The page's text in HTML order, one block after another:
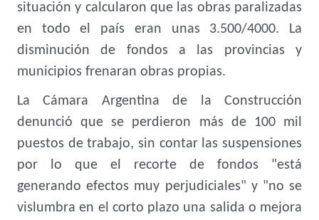
situación y calcularon que las obras paralizadas
en todo el país eran unas 3.500/4000. La
disminución de fondos a las provincias y
municipios frenaran obras propias.
La Cámara Argentina de la Construcción
denunció que se perdieron más de 100 mil
puestos de trabajo, sin contar las suspensiones
por lo que el recorte de fondos "está
generando efectos muy perjudiciales" y "no se
vislumbra en el corto plazo una salida o mejora